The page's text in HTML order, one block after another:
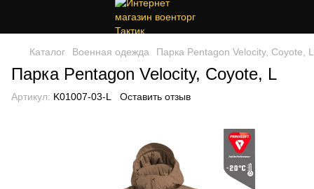
Каталог Военная одежда Парка Pentagon Velocity, Coyote, L
Парка Pentagon Velocity, Coyote, L
Артикул: K01007-03-L Оставить отзыв